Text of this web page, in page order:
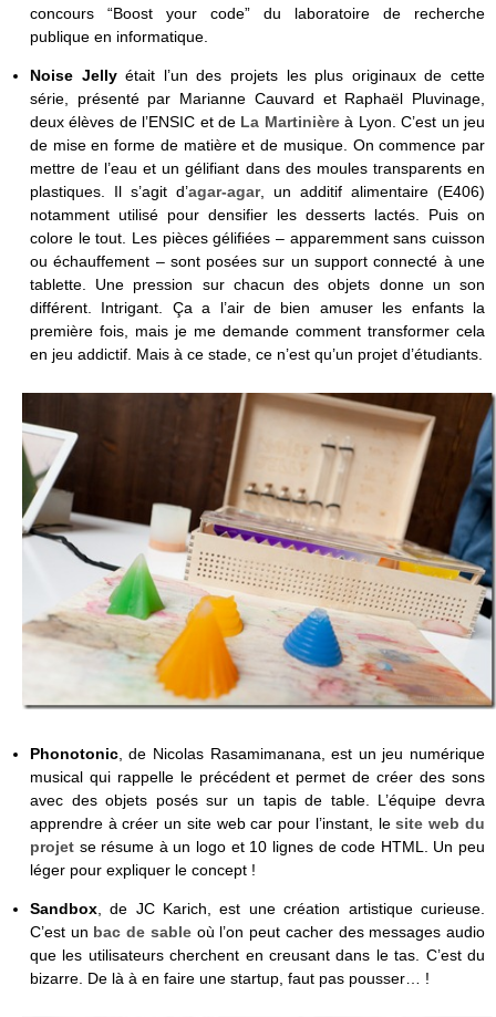
concours “Boost your code” du laboratoire de recherche
publique en informatique.
Noise Jellyétait l’un des projets les plus originaux de cette
série, présenté par Marianne Cauvard et Raphaël Pluvinage,
deux élèves de l’ENSIC et de La Martinièreà Lyon. C’est un jeu
de mise en forme de matière et de musique. On commence par
mettre de l’eau et un gélifiant dans des moules transparents en
plastiques. Il s’agit d’agar-agar, un additif alimentaire (E406)
notamment utilisé pour densifier les desserts lactés. Puis on
colore le tout. Les pièces gélifiées – apparemment sans cuisson
ou échauffement – sont posées sur un support connecté à une
tablette. Une pression sur chacun des objets donne un son
différent. Intrigant. Ça a l’air de bien amuser les enfants la
première fois, mais je me demande comment transformer cela
en jeu addictif. Mais à ce stade, ce n’est qu’un projet d’étudiants.
Phonotonic, de Nicolas Rasamimanana, est un jeu numérique
musical qui rappelle le précédent et permet de créer des sons
avec des objets posés sur un tapis de table. L’équipe devra
apprendre à créer un site web car pour l’instant, lesite web du
projetse résume à un logo et 10 lignes de code HTML. Un peu
léger pour expliquer le concept !
Sandbox, de JC Karich, est une création artistique curieuse.
C’est un bac de sableoù l’on peut cacher des messages audio
que les utilisateurs cherchent en creusant dans le tas. C’est du
bizarre. De là à en faire une startup, faut pas pousser… !